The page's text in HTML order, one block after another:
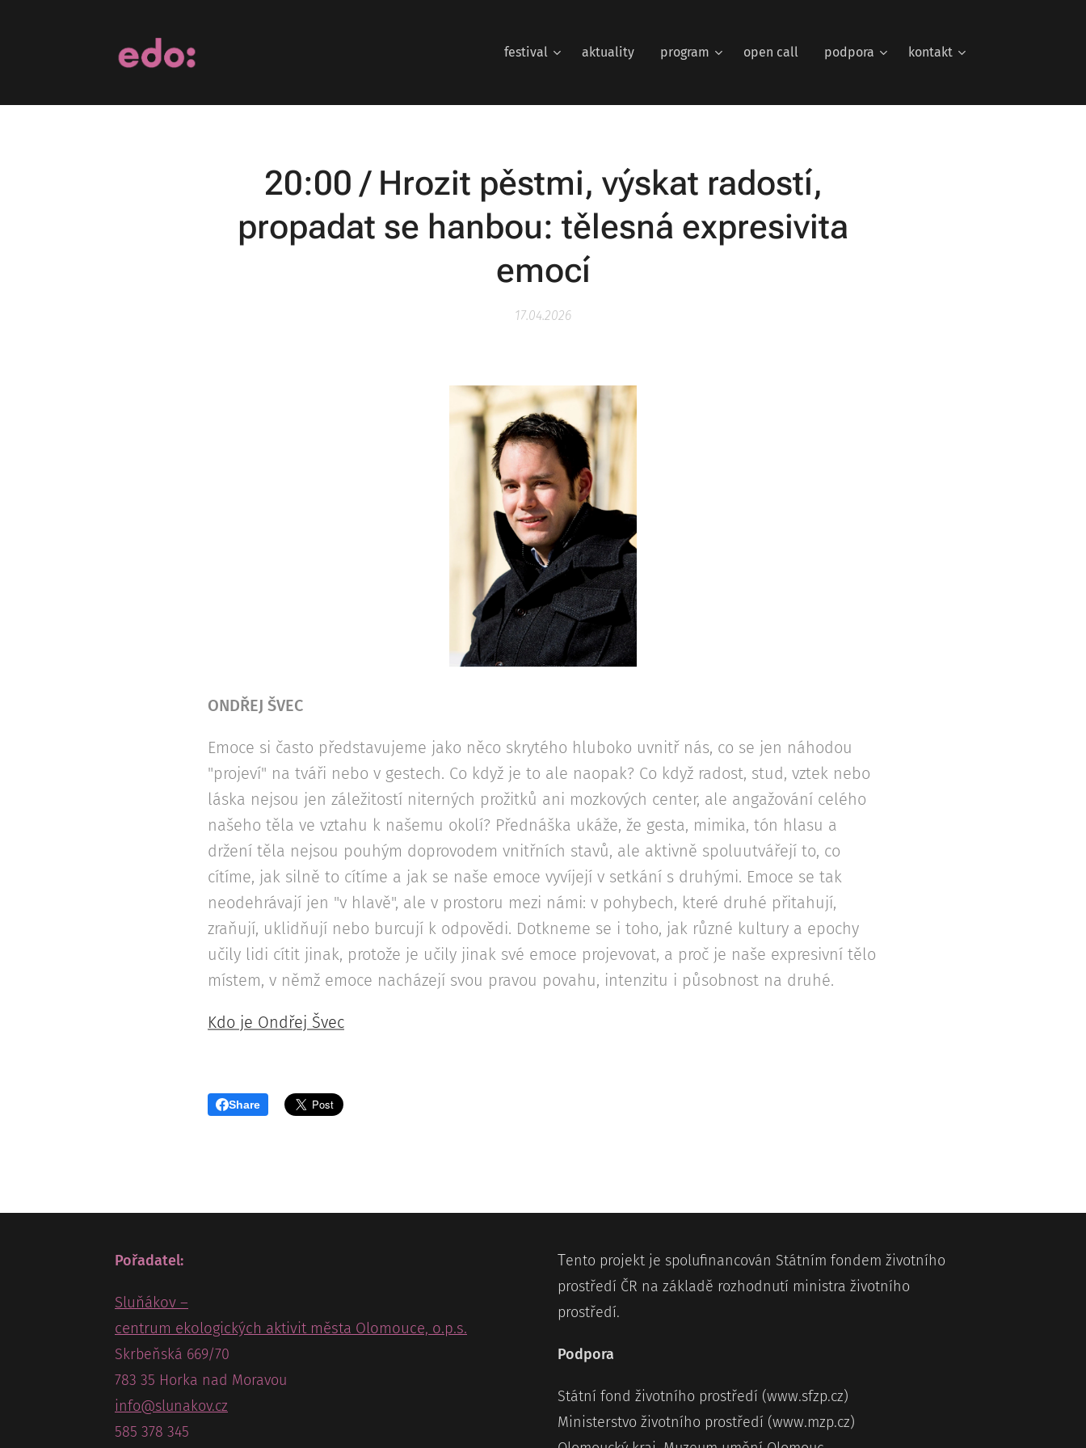
festival aktuality program open call podpora kontakt
20:00 / Hrozit pěstmi, výskat radostí,
propadat se hanbou: tělesná expresivita
emocí
17.04.2026
ONDŘEJ ŠVEC
Emoce si často představujeme jako něco skrytého hluboko uvnitř nás, co se jen náhodou
"projeví" na tváři nebo v gestech. Co když je to ale naopak? Co když radost, stud, vztek nebo
láska nejsou jen záležitostí niterných prožitků ani mozkových center, ale angažování celého
našeho těla ve vztahu k našemu okolí? Přednáška ukáže, že gesta, mimika, tón hlasu a
držení těla nejsou pouhým doprovodem vnitřních stavů, ale aktivně spoluutvářejí to, co
cítíme, jak silně to cítíme a jak se naše emoce vyvíjejí v setkání s druhými. Emoce se tak
neodehrávají jen "v hlavě", ale v prostoru mezi námi: v pohybech, které druhé přitahují,
zraňují, uklidňují nebo burcují k odpovědi. Dotkneme se i toho, jak různé kultury a epochy
učily lidi cítit jinak, protože je učily jinak své emoce projevovat, a proč je naše expresivní tělo
místem, v němž emoce nacházejí svou pravou povahu, intenzitu i působnost na druhé.
Kdo je Ondřej Švec
Share
Pořadatel:
Sluňákov –
centrum ekologických aktivit města Olomouce, o.p.s.
Skrbeňská 669/70
783 35 Horka nad Moravou
info@slunakov.cz
585 378 345
Tento projekt je spolufinancován Státním fondem životního
prostředí ČR na základě rozhodnutí ministra životního
prostředí.
Podpora
Státní fond životního prostředí (www.sfzp.cz)
Ministerstvo životního prostředí (www.mzp.cz)